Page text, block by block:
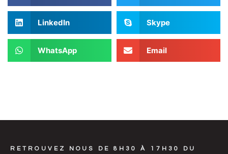
LinkedIn Skype
WhatsApp Email
RETROUVEZ NOUS DE 8H30 À 17H30 DU